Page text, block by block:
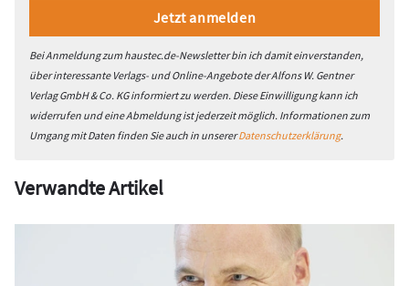
Bei Anmeldung zum haustec.de-Newsletter bin ich damit einverstanden,
über interessante Verlags- und Online-Angebote der Alfons W. Gentner
Verlag GmbH & Co. KG informiert zu werden. Diese Einwilligung kann ich
widerrufen und eine Abmeldung ist jederzeit möglich. Informationen zum
Umgang mit Daten finden Sie auch in unsererDatenschutzerklärung.
Verwandte Artikel